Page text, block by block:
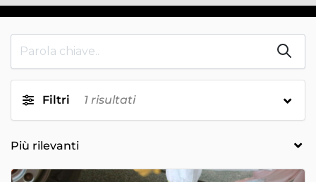
Filtri 1 risultati